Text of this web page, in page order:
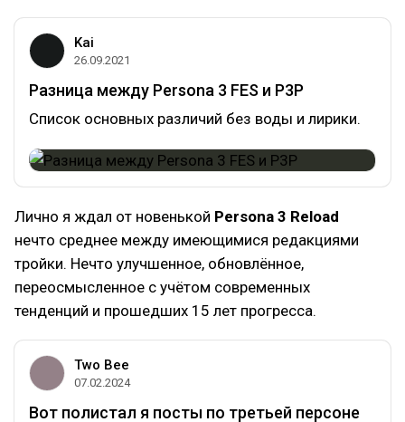
Kai
26.09.2021
Разница между Persona 3 FES и P3P
Список основных различий без воды и лирики.
Лично я ждал от новенькой Persona 3 Reload
нечто среднее между имеющимися редакциями
тройки. Нечто улучшенное, обновлённое,
переосмысленное с учётом современных
тенденций и прошедших 15 лет прогресса.
Two Bee
07.02.2024
Вот полистал я посты по третьей персоне